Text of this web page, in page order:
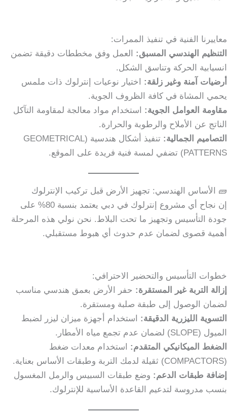
معاييرنا الفنية في تنفيذ الممرات:
التنظيم الهندسي المسبق: العمل وفق مخططات دقيقة تضمن
انسيابية الحركة وتناسق الشكل.
أرضيات آمنة وغير زلقة: اختيار نوعيات إنترلوك ذات ملمس
يحمي المشاة في كافة الظروف الجوية.
مقاومة العوامل الجوية: استخدام مواد معالجة لمقاومة التآكل
الناتج عن الأملاح والرطوبة والحرارة.
التصاميم الجمالية:
تنفيذ أشكال هندسية (GEOMETRICAL
PATTERNS) تضفي لمسة فنية فريدة على الموقع.
🧱 الأساس الهندسي: تجهيز الأرض قبل تركيب الإنترلوك
إن نجاح أي مشروع إنترلوك في دبي يعتمد بنسبة 80% على
جودة التأسيس وتجهيز ما تحت البلاط. نحن نولي هذه المرحلة
أهمية قصوى لضمان عدم حدوث أي هبوط مستقبلي.
خطوات التأسيس والتحضير الاحترافي:
إزالة التربة غير المستقرة: حفر الأرض بعمق هندسي مناسب
لضمان الوصول إلى طبقة صلبة ومستقرة.
التسوية الليزرية الدقيقة: استخدام أجهزة ميزان ليزر لضبط
الميول (SLOPE) لضمان عدم تجمع مياه الأمطار.
الضغط الميكانيكي المتقدم: استخدام معدات ضغط
(COMPACTORS) ثقيلة لدمك التربة وطبقات الأساس بعناية.
إضافة طبقات الدعم: وضع طبقات السبيس والرمل المغسول
بنسب مدروسة لتدعيم القاعدة الأساسية للإنترلوك.